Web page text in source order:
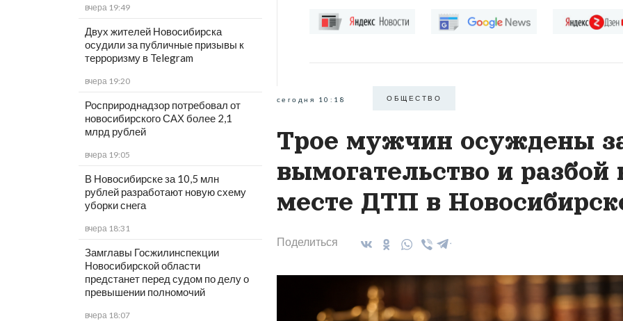
вчера 19:49
Двух жителей Новосибирска
осудили за публичные призывы к
терроризму в Telegram
вчера 19:20
Росприроднадзор потребовал от
новосибирского САХ более 2,1
млрд рублей
вчера 19:05
В Новосибирске за 10,5 млн
рублей разработают новую схему
уборки снега
вчера 18:31
Замглавы Госжилинспекции
Новосибирской области
предстанет перед судом по делу о
превышении полномочий
вчера 18:07
сегодня 10:18 ОБЩЕСТВО
Трое мужчин осуждены
вымогательство и разбой
месте ДТП в
Поделиться